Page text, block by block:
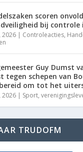
scoren
bij controle
2026 | Controleacties,
Guy Dumst
tegen schepen van
om tot het
2026 | Sport,
TRUDOFM